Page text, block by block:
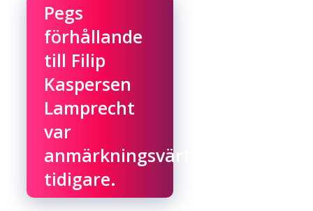
Pegs
förhållande
till Filip
Kaspersen
Lamprecht
var
anmärkningsvärt
tidigare.